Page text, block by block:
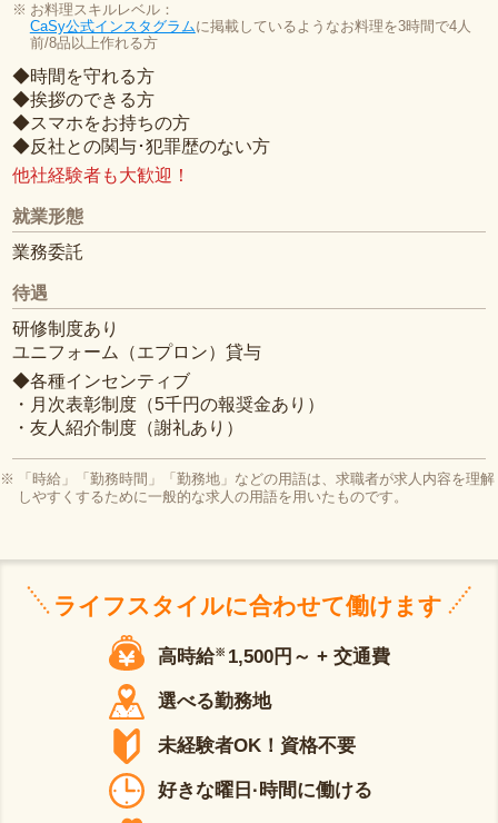
お料理スキルレベル：
CaSy公式インスタグラムに掲載しているようなお料理を3時間で4人
前/8品以上作れる方
◆時間を守れる方
◆挨拶のできる方
◆スマホをお持ちの方
◆反社との関与･犯罪歴のない方
他社経験者も大歓迎！
就業形態
業務委託
待遇
研修制度あり
ユニフォーム（エプロン）貸与
◆各種インセンティブ
・月次表彰制度（5千円の報奨金あり）
・友人紹介制度（謝礼あり）
「時給」「勤務時間」「勤務地」などの用語は、求職者が求人内容を理解
しやすくするために一般的な求人の用語を用いたものです。
ライフスタイルに合わせて働けます
高時給※ 1,500円～ + 交通費
選べる勤務地
未経験者OK！資格不要
好きな曜日·時間に働ける